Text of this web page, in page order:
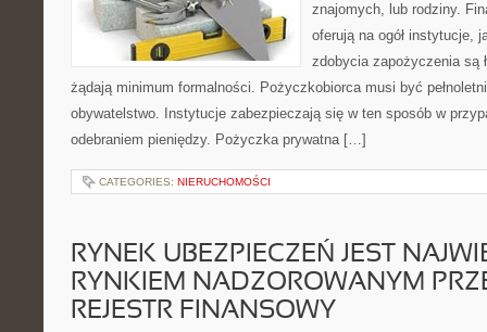
znajomych, lub rodziny.
oferują na ogół instytucje,
zdobycia zapożyczenia są
żądają minimum formalności. Pożyczkobiorca musi być
obywatelstwo. Instytucje zabezpieczają się w ten sposób w
odebraniem pieniędzy. Pożyczka prywatna […]
CATEGORIES: NIERUCHOMOŚCI
RYNEK UBEZPIECZEŃ JEST
RYNKIEM NADZOROWANYM
REJESTR FINANSOWY